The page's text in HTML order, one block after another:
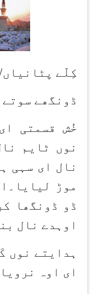
کِلّے
ڈونگھے
خُش قسمتی
نوں ٹایم
نال ای سہی
موڑ
ڈو ڈونگھا
اوہدے نال
ہدایتے نوں
ای اوہ